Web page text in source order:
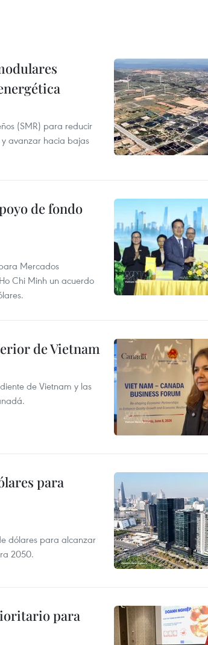
(SMR) para reducir
avanzar hacia bajas
de fondo
Mercados
Chi Minh un acuerdo
de Vietnam
de Vietnam y las
para
dólares para alcanzar
2050.
para